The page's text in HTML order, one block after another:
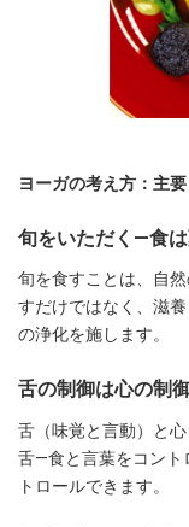
ヨーガの考え方：主
旬をいただく―食は
旬を食すことは、自
すだけではなく、滋
の浄化を施します。
舌の制御は心の制
舌（味覚と言動）と
舌—食と言葉をコン
トロールできます。